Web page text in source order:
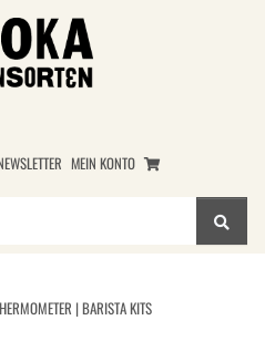
MEIN KONTO
| BARISTA KITS